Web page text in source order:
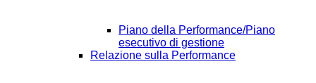
Piano della Performance/Piano
esecutivo di gestione
Relazione sulla Performance